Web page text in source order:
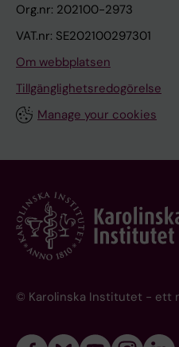
Org.nr: 202100-2973
VAT.nr: SE202100297301
Om webbplatsen
Tillgänglighetsredogörelse
Manage your cookies
© Karolinska Institutet - ett